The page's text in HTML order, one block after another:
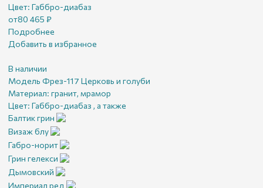
Цвет: Габбро-диабаз
от80 465 ₽
Подробнее
Добавить в избранное
В наличии
Модель Фрез-117 Церковь и голуби
Материал: гранит, мрамор
Цвет: Габбро-диабаз , а также
Балтик грин
Визаж блу
Габро-норит
Грин гелекси
Дымовский
Империал ред